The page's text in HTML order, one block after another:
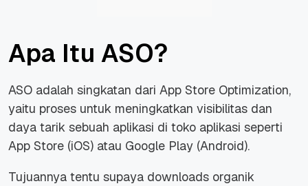
Apa Itu ASO?
ASO adalah singkatan dari App Store Optimization,
yaitu proses untuk meningkatkan visibilitas dan
daya tarik sebuah aplikasi di toko aplikasi seperti
App Store (iOS) atau Google Play (Android).
Tujuannya tentu supaya downloads organik